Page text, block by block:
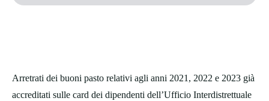
Arretrati dei buoni pasto relativi agli anni 2021, 2022 e 2023 già
accreditati sulle card dei dipendenti dell’Ufficio Interdistrettuale